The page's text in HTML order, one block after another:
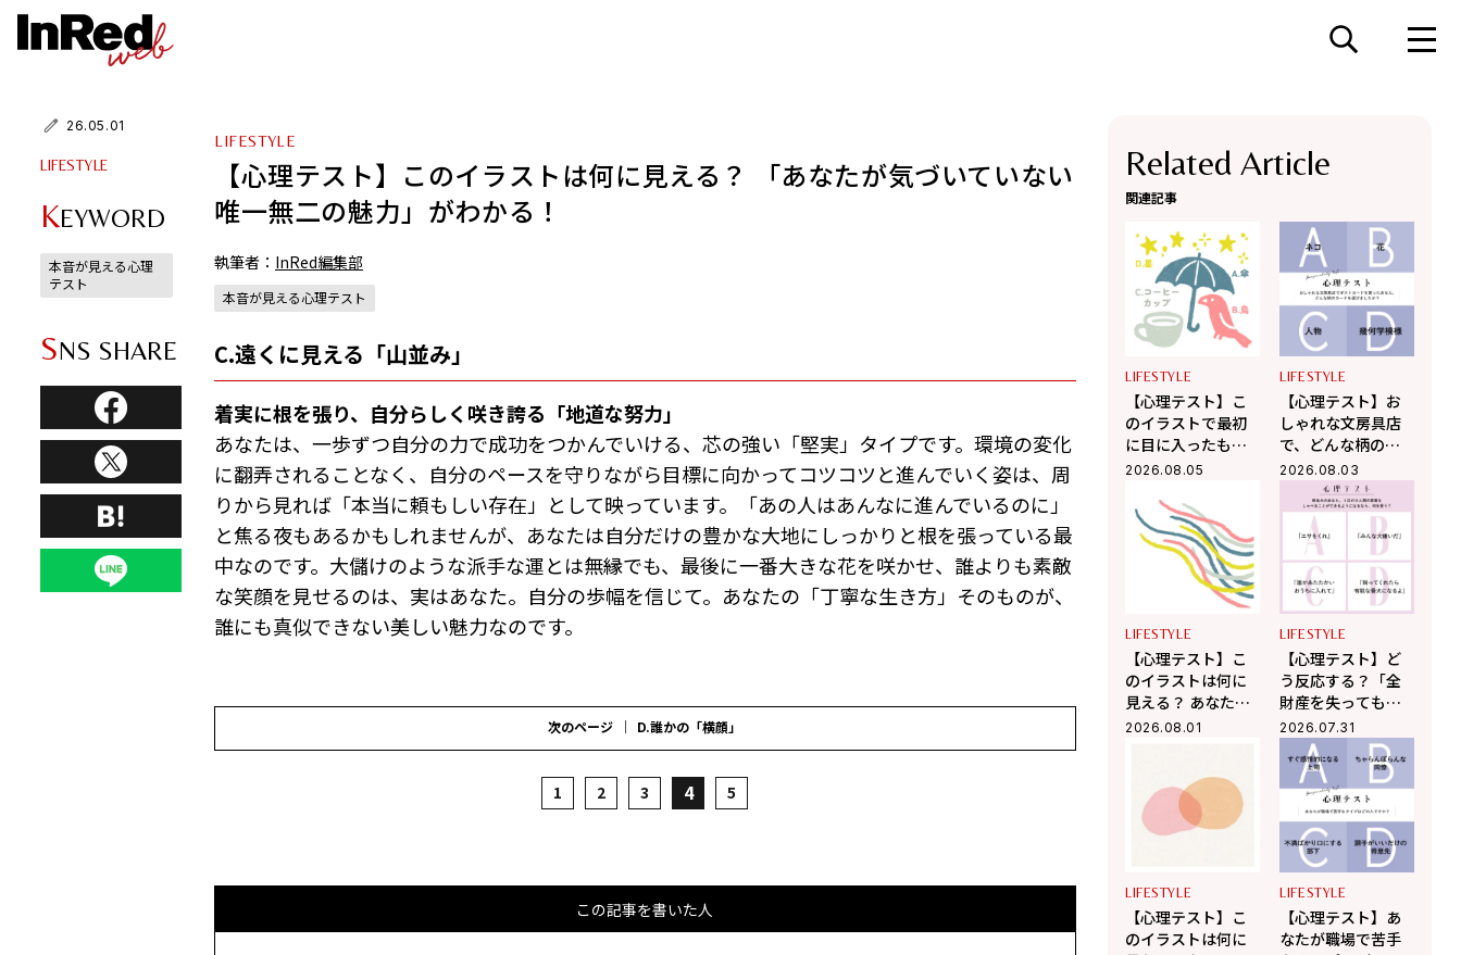
LIFESTYLE
【心理テスト】このイラストは何に見える？ 「あなたが気づいていない
唯一無二の魅力」がわかる！
執筆者： InRed編集部
本音が見える心理テスト
C.遠くに見える「山並み」
着実に根を張り、自分らしく咲き誇る「地道な努力」
あなたは、一歩ずつ自分の力で成功をつかんでいける、芯の強い「堅実」タイプです。環境の変化
に翻弄されることなく、自分のペースを守りながら目標に向かってコツコツと進んでいく姿は、周
りから見れば「本当に頼もしい存在」として映っています。「あの人はあんなに進んでいるのに」
と焦る夜もあるかもしれませんが、あなたは自分だけの豊かな大地にしっかりと根を張っている最
中なのです。大儲けのような派手な運とは無縁でも、最後に一番大きな花を咲かせ、誰よりも素敵
な笑顔を見せるのは、実はあなた。自分の歩幅を信じて。あなたの「丁寧な生き方」そのものが、
誰にも真似できない美しい魅力なのです。
次のページ D.誰かの「横顔」
1 2 3 4 5
この記事を書いた人
26.05.01
LIFESTYLE
KEYWORD
本音が見える心理
テスト
SNS SHARE
Related Article
関連記事
LIFESTYLE
【心理テスト】こ
のイラストで最初
に目に入ったもの
はどれ？ 「あなた
やすいところ」が
わかる！
2026.08.05
LIFESTYLE
【心理テスト】お
しゃれな文房具店
で、どんな柄のポ
ストカードを選び
ましたか？ 「あな
たが心の奥で大切
にしていること」
がわかる！
2026.08.03
LIFESTYLE
【心理テスト】こ
のイラストは何に
見える？ あなたが
無意識に放つ「ま
2026.08.01
LIFESTYLE
【心理テスト】ど
う反応する？「全
財産を失っても残
るモノ」がわか
る！
2026.07.31
LIFESTYLE
【心理テスト】こ
のイラストは何に
LIFESTYLE
【心理テスト】あ
なたが職場で苦手